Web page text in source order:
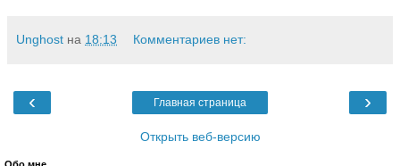
Unghost на 18:13 Комментариев нет:
‹ ›
Главная страница
Открыть веб-версию